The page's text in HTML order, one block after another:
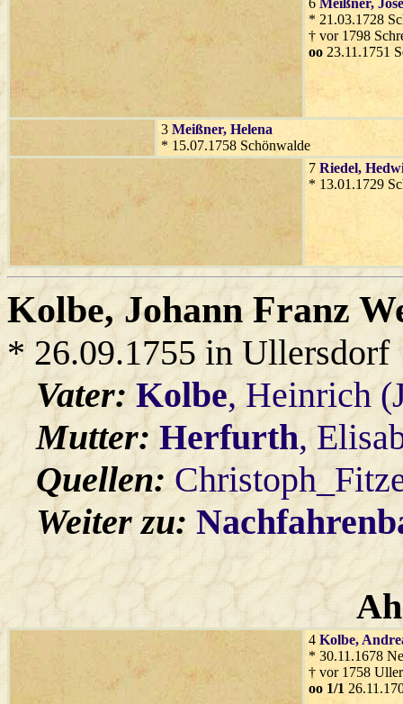
6 Meißner,
* 21.03.1728
† vor 1798
oo 23.11.1751
3 Meißner, Helena
* 15.07.1758 Schönwalde
7 Riedel,
* 13.01.1729
Kolbe, Johann Franz
* 26.09.1755 in Ullersdorf
Vater:Kolbe, Heinrich
Mutter:Herfurth,
Quellen:
Weiter zu:
4 Kolbe,
* 30.11.1678
† vor 1758
oo 1/1